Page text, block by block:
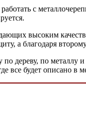
с
высоким
а благодаря
дереву, по металлу
все будет описано в